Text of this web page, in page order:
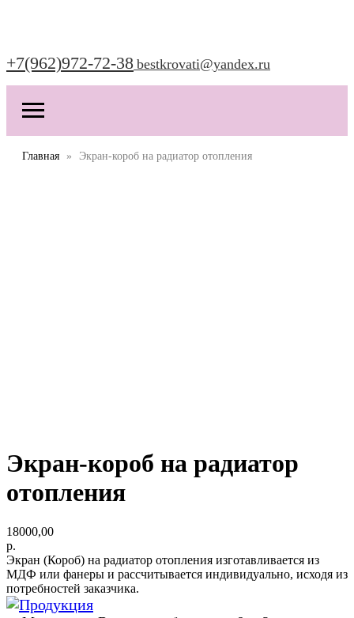
+7(962)972-72-38 bestkrovati@yandex.ru
Главная Экран-короб на радиатор отопления
Экран-короб на радиатор
отопления
18000,00
р.
Экран (Короб) на радиатор отопления изготавливается из
МДФ или фанеры и рассчитывается индивидуально, исходя из
потребностей заказчика.